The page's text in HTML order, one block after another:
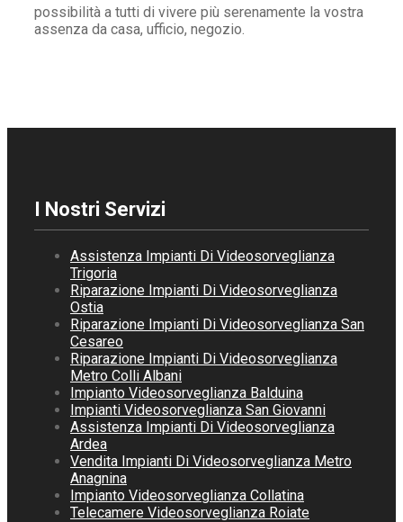
possibilità a tutti di vivere più serenamente la vostra
assenza da casa, ufficio, negozio.
I Nostri Servizi
Assistenza Impianti Di Videosorveglianza
Trigoria
Riparazione Impianti Di Videosorveglianza
Ostia
Riparazione Impianti Di Videosorveglianza San
Cesareo
Riparazione Impianti Di Videosorveglianza
Metro Colli Albani
Impianto Videosorveglianza Balduina
Impianti Videosorveglianza San Giovanni
Assistenza Impianti Di Videosorveglianza
Ardea
Vendita Impianti Di Videosorveglianza Metro
Anagnina
Impianto Videosorveglianza Collatina
Telecamere Videosorveglianza Roiate